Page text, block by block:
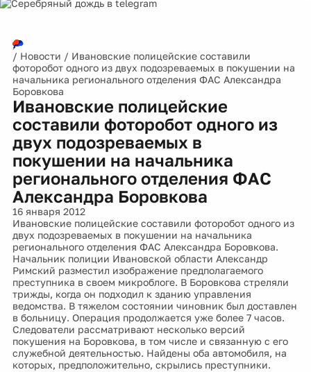
/ Новости / Ивановские полицейские составили
фоторобот одного из двух подозреваемых в покушении на
начальника регионального отделения ФАС Александра
Боровкова
Ивановские полицейские
составили фоторобот одного из
двух подозреваемых в
покушении на начальника
регионального отделения ФАС
Александра Боровкова
16 января 2012
Ивановские полицейские составили фоторобот одного из
двух подозреваемых в покушении на начальника
регионального отделения ФАС Александра Боровкова.
Начальник полиции Ивановской области Александр
Римский разместил изображение предполагаемого
преступника в своем микроблоге. В Боровкова стреляли
трижды, когда он подходил к зданию управления
ведомства. В тяжелом состоянии чиновник был доставлен
в больницу. Операция продолжается уже более 7 часов.
Следователи рассматривают несколько версий
покушения на Боровкова, в том числе и связанную с его
служебной деятельностью. Найдены оба автомобиля, на
которых, предположительно, скрылись преступники.